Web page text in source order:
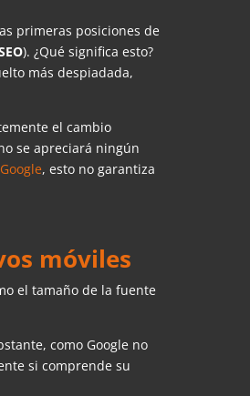
primeras posiciones de
). ¿Qué significa esto?
más despiadada,
el cambio
se apreciará ningún
Google, esto no garantiza
móviles
el tamaño de la fuente
como Google no
si comprende su